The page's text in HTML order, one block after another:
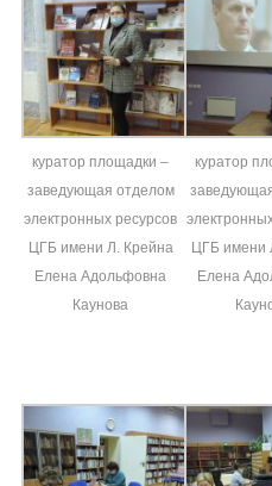
куратор площадки –
заведующая отделом
электронных ресурсов
ЦГБ имени Л. Крейна
Елена Адольфовна
Каунова
куратор
ЦГБ имени
Елена